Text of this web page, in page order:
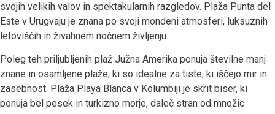
svojih velikih valov in spektakularnih razgledov. Plaža Punta del
Este v Urugvaju je znana po svoji mondeni atmosferi, luksuznih
letoviščih in živahnem nočnem življenju.
Poleg teh priljubljenih plaž Južna Amerika ponuja številne manj
znane in osamljene plaže, ki so idealne za tiste, ki iščejo mir in
zasebnost. Plaža Playa Blanca v Kolumbiji je skrit biser, ki
ponuja bel pesek in turkizno morje, daleč stran od množic